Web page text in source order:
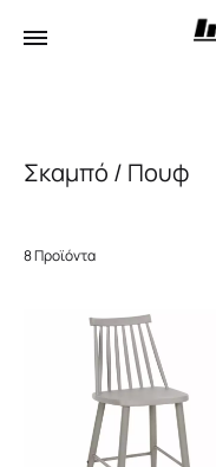
Σκαμπό / Πουφ
8 Προϊόντα